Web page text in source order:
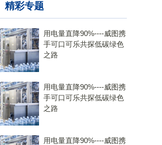
精彩专题
用电量直降90%----威图携
手可口可乐共探低碳绿色
之路
用电量直降90%----威图携
手可口可乐共探低碳绿色
之路
用电量直降90%----威图携